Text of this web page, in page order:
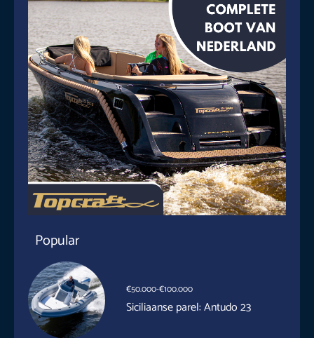
Popular
€50.000-€100.000
Siciliaanse parel: Antudo 23